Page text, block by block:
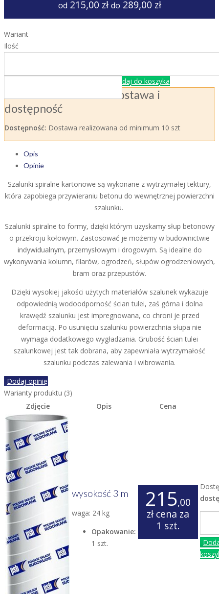
od 215,00 zł do 289,00 zł
Wariant
Ilość
Dodaj do koszyka
Dostawa i
dostępność
Dostępność: Dostawa realizowana od minimum 10 szt
Opis
Opinie
Szalunki spiralne kartonowe są wykonane z wytrzymałej tektury,
która zapobiega przywieraniu betonu do wewnętrznej powierzchni
szalunku.
Szalunki spiralne to formy, dzięki którym uzyskamy słup betonowy
o przekroju kołowym. Zastosować je możemy w budownictwie
indywidualnym, przemysłowym i drogowym. Są idealne do
wykonywania kolumn, filarów, ogrodzeń, słupów ogrodzeniowych,
bram oraz przepustów.
Dzięki wysokiej jakości użytych materiałów szalunek wykazuje
odpowiednią wodoodporność ścian tulei, zaś górna i dolna
krawędź szalunku jest impregnowana, co chroni je przed
deformacją. Po usunięciu szalunku powierzchnia słupa nie
wymaga dodatkowego wygładzania. Grubość ścian tulei
szalunkowej jest tak dobrana, aby zapewniała wytrzymałość
szalunku podczas zalewania i wibrowania.
Dodaj opinię
Warianty produktu (3)
Zdjęcie
Opis Cena
wysokość 3 m
waga: 24 kg
Opakowanie:
1 szt.
215,00
zł cena za
1 szt.